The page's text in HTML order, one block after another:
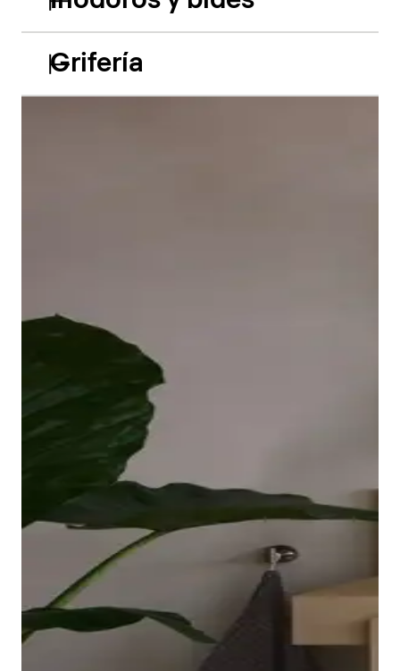
Los grifos adecuados para lavabo, bidé, ducha y
bañera completan la gama de la serie Balcoon. Su
manilla elíptica se integra en el cuerpo del grifo con
un suave arco y resulta muy agradable al tacto.
esquinas y es fácil de limpiar. El interior ergonómico,
disponible en Blanco o Blanco mate, invita a relajarse
Mostrar bañeras
Grifería